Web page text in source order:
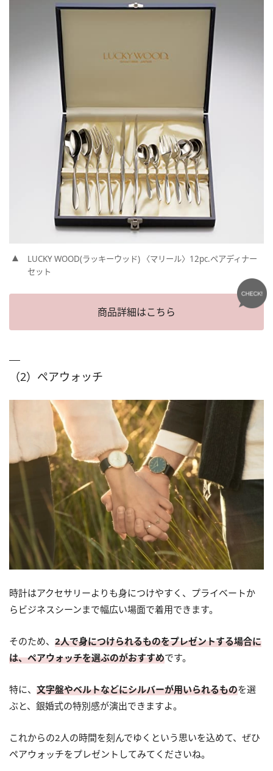
LUCKY WOOD(ラッキーウッド) 〈マリール〉12pc.ペアディナー
セット
商品詳細はこちら
（2）ペアウォッチ
時計はアクセサリーよりも身につけやすく、プライベートか
らビジネスシーンまで幅広い場面で着用できます。
そのため、 2人で身につけられるものをプレゼントする場合に
は、ペアウォッチを選ぶのがおすすめです。
特に、 文字盤やベルトなどにシルバーが用いられるものを選
ぶと、銀婚式の特別感が演出できますよ。
これからの2人の時間を刻んでゆくという思いを込めて、ぜひ
ペアウォッチをプレゼントしてみてくださいね。